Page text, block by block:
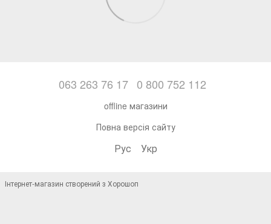
063 263 76 17 0 800 752 112
offline магазини
Повна версія сайту
Рус Укр
Інтернет-магазин створений з Хорошоп